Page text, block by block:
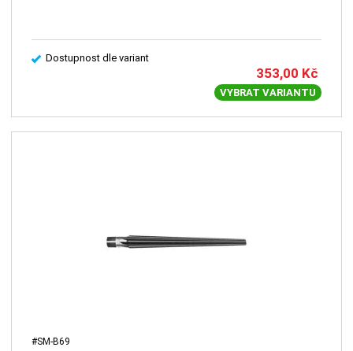
Dostupnost dle variant
353,00 Kč
VYBRAT VARIANTU
#SM-B69